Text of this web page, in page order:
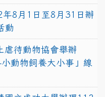
年8月1日至8月31日辦
動
虐待動物協會舉辦
小動物飼養大小事」線